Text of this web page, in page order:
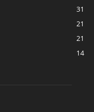
31
21
21
14